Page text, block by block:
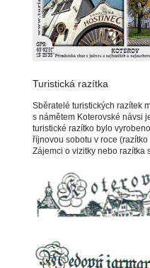
Turistická razítka
Sběratelé turistických razítek
s námětem Koterovské návsi
turistické razítko bylo
říjnovou sobotu v roce
Zájemci o vizitky nebo razítka